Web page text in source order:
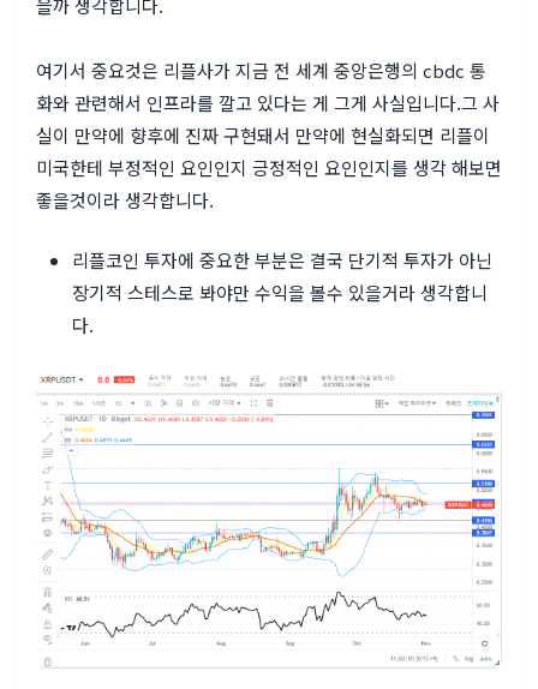
을까 생각합니다.
여기서 중요것은 리플사가지금 전 세계 중앙은행의 cbdc 통
화와관련해서 인프라를 깔고 있다는 게 그게 사실입니다.그 사
실이 만약에 향후에 진짜 구현돼서 만약에 현실화되면 리플이
미국한테 부정적인 요인인지 긍정적인 요인인지를 생각 해보면
좋을것이라 생각합니다.
리플코인 투자에 중요한 부분은 결국 단기적 투자가 아닌
장기적 스테스로 봐야만 수익을 볼수 있을거라 생각합니
다.